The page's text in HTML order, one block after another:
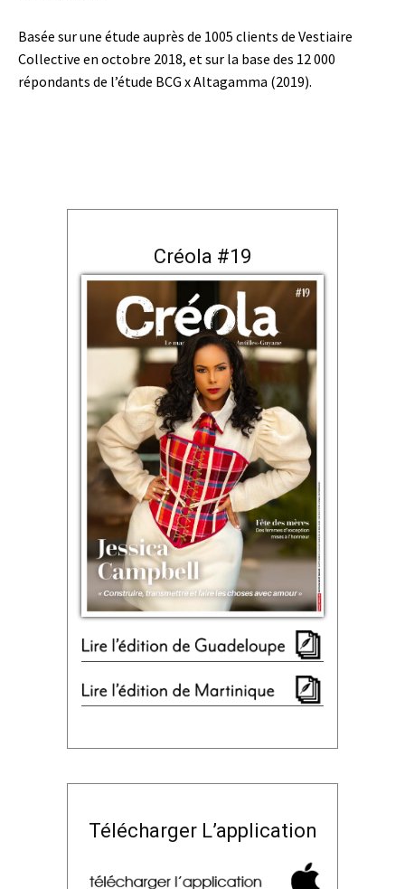
Basée sur une étude auprès de 1005 clients de Vestiaire
Collective en octobre 2018, et sur la base des 12 000
répondants de l’étude BCG x Altagamma (2019).
Créola #19
Télécharger L’application